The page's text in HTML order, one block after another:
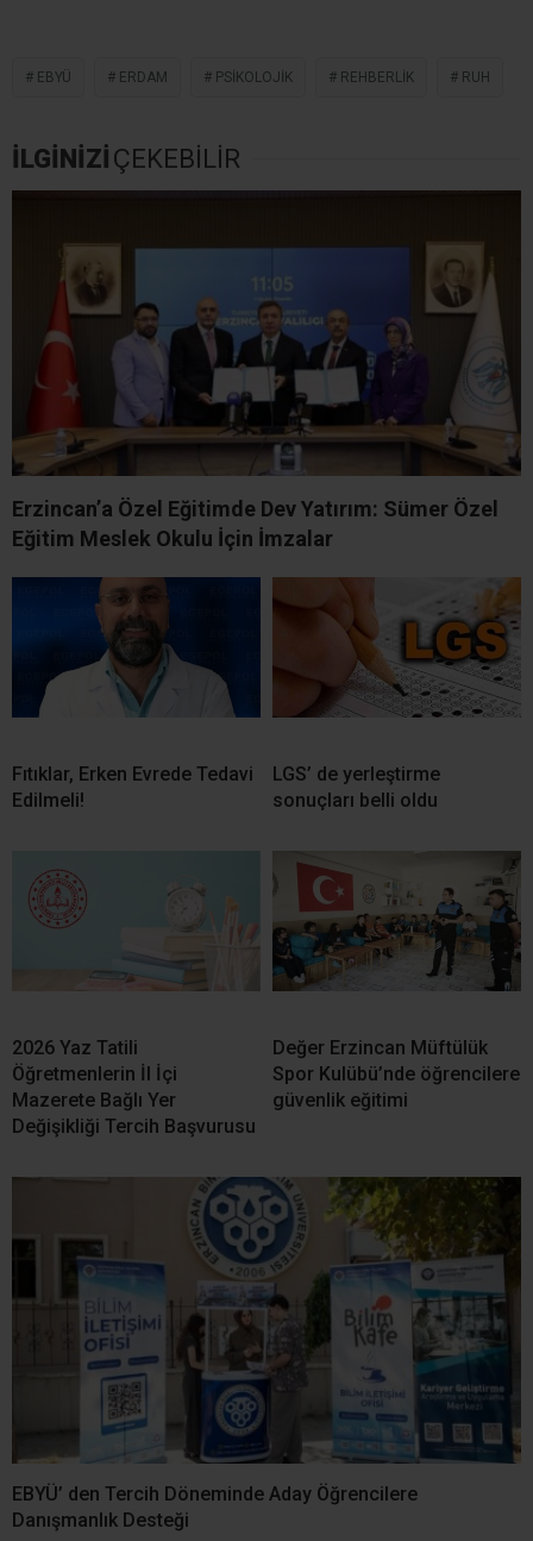
EBYÜ ERDAM PSIKOLOJIK REHBERLIK RUH
İLGİNİZİ ÇEKEBİLİR
Erzincan’a Özel Eğitimde Dev Yatırım: Sümer Özel
Eğitim Meslek Okulu İçin İmzalar
Fıtıklar, Erken Evrede Tedavi
Edilmeli!
LGS’ de yerleştirme
sonuçları belli oldu
2026 Yaz Tatili
Öğretmenlerin İl İçi
Mazerete Bağlı Yer
Değişikliği Tercih Başvurusu
Değer Erzincan Müftülük
Spor Kulübü’nde öğrencilere
güvenlik eğitimi
EBYÜ’ den Tercih Döneminde Aday Öğrencilere
Danışmanlık Desteği